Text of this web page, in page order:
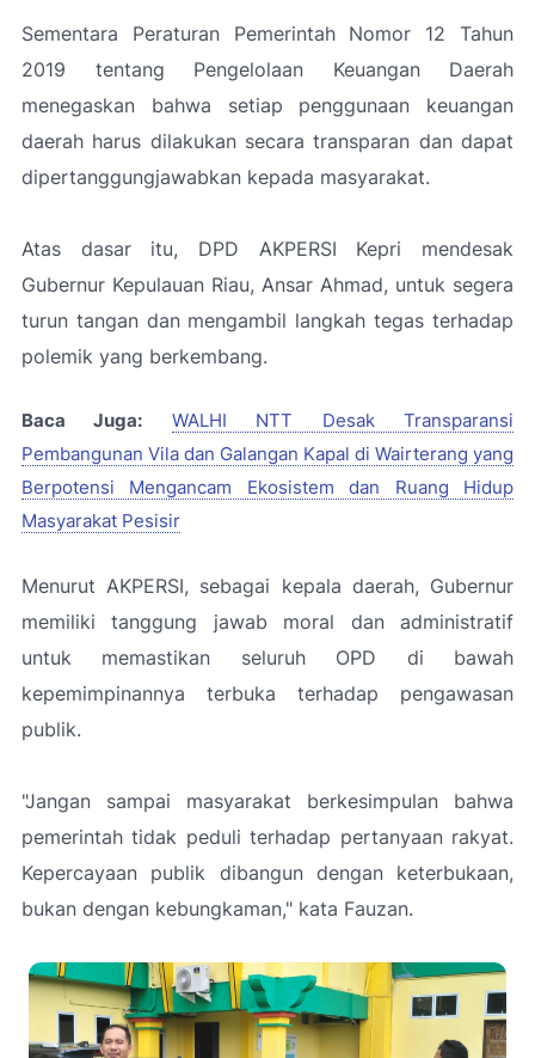
Sementara Peraturan Pemerintah Nomor 12 Tahun
2019 tentang Pengelolaan Keuangan Daerah
menegaskan bahwa setiap penggunaan keuangan
daerah harus dilakukan secara transparan dan dapat
dipertanggungjawabkan kepada masyarakat.
Atas dasar itu, DPD AKPERSI Kepri mendesak
Gubernur Kepulauan Riau, Ansar Ahmad, untuk segera
turun tangan dan mengambil langkah tegas terhadap
polemik yang berkembang.
Baca Juga:
WALHI NTT Desak Transparansi
Pembangunan Vila dan Galangan Kapal di Wairterang yang
Berpotensi Mengancam Ekosistem dan Ruang Hidup
Masyarakat Pesisir
Menurut AKPERSI, sebagai kepala daerah, Gubernur
memiliki tanggung jawab moral dan administratif
untuk memastikan seluruh OPD di bawah
kepemimpinannya terbuka terhadap pengawasan
publik.
"Jangan sampai masyarakat berkesimpulan bahwa
pemerintah tidak peduli terhadap pertanyaan rakyat.
Kepercayaan publik dibangun dengan keterbukaan,
bukan dengan kebungkaman," kata Fauzan.